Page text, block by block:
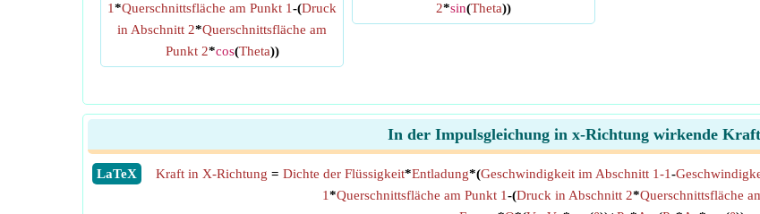
1*Querschnittsfläche am Punkt 1-(Druck
in Abschnitt 2*Querschnittsfläche am
Punkt 2*cos(Theta))
2*sin(Theta))
In der Impulsgleichung in x-Richtung wirkende
​LaTeX Kraft in X-Richtung = Dichte der Flüssigkeit*Entladung*(Geschwindigkeit im Abschnitt 1-1-
1*Querschnittsfläche am Punkt 1-(Druck in Abschnitt 2*Querschnittsfläche